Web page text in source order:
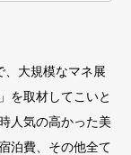
、大規模なマネ展
を取材してこいと
人気の高かった美
泊費、その他全て